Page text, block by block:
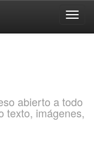
abierto a todo
texto, imágenes,